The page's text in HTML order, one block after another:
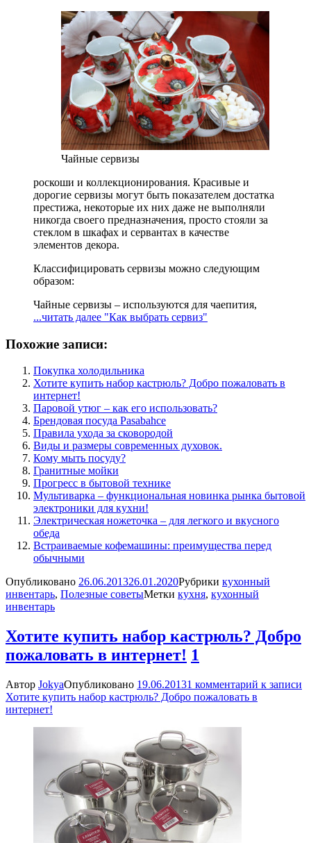
Чайные сервизы
роскоши и коллекционирования. Красивые и
дорогие сервизы могут быть показателем достатка
престижа, некоторые их них даже не выполняли
никогда своего предназначения, просто стояли за
стеклом в шкафах и сервантах в качестве
элементов декора.
Классифицировать сервизы можно следующим
образом:
Чайные сервизы – используются для чаепития,
...читать далее "Как выбрать сервиз"
Похожие записи:
Покупка холодильника
Хотите купить набор кастрюль? Добро пожаловать в
интернет!
Паровой утюг – как его использовать?
Брендовая посуда Pasabahce
Правила ухода за сковородой
Виды и размеры современных духовок.
Кому мыть посуду?
Гранитные мойки
Прогресс в бытовой технике
Мультиварка – функциональная новинка рынка бытовой
электроники для кухни!
Электрическая ножеточка – для легкого и вкусного
обеда
Встраиваемые кофемашины: преимущества перед
обычными
Опубликовано 26.06.201326.01.2020Рубрики кухонный
инвентарь, Полезные советыМетки кухня, кухонный
инвентарь
Хотите купить набор кастрюль? Добро
пожаловать в интернет! 1
Автор JokyaОпубликовано 19.06.20131 комментарий к записи
Хотите купить набор кастрюль? Добро пожаловать в
интернет!